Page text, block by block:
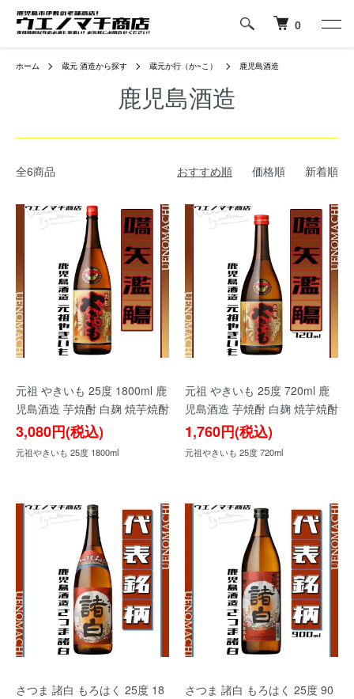
0
ホーム 蔵元 酒造から探す 蔵元か行（か~こ） 鹿児島酒造
鹿児島酒造
全6商品 おすすめ順 価格順 新着順
元祖 やきいも 25度 1800ml 鹿
児島酒造 芋焼酎 白麹 焼芋焼酎
3,080円(税込)
元祖やきいも 25度 1800ml
元祖 やきいも 25度 720ml 鹿
児島酒造 芋焼酎 白麹 焼芋焼酎
1,760円(税込)
元祖やきいも 25度 720ml
さつま 諸白 もろはく 25度 18
さつま 諸白 もろはく 25度 90